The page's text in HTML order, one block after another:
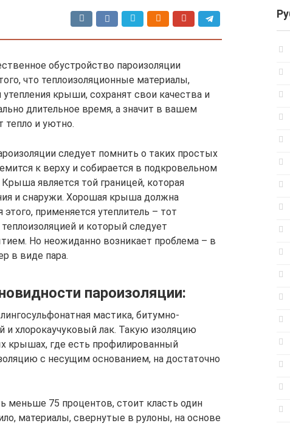
обустройство пароизоляции
что теплоизоляционные материалы,
крыши, сохранят свои качества и
длительное время, а значит в вашем
тепло и уютно.
следует помнить о таких простых
к верху и собирается в подкровельном
является той границей, которая
и снаружи. Хорошая крыша должна
применяется утеплитель – тот
и который следует
Но неожиданно возникает проблема – в
в виде пара.
пароизоляции:
мастика, битумно-
и хлорокаучуковый лак. Такую изоляцию
крышах, где есть профилированный
с несущим основанием, на достаточно
меньше 75 процентов, стоит класть один
материалы, свернутые в рулоны, на основе